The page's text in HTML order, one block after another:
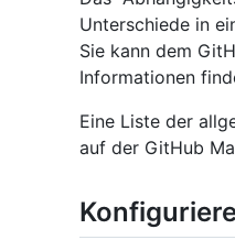
Unterschiede in
Sie kann dem
Informationen
Eine Liste der
auf der GitHub